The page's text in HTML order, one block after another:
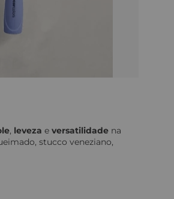
, leveza e versatilidade na
stucco veneziano,